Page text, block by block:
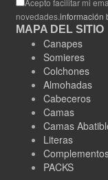
novedades.información
MAPA DEL SITIO
Canapes
Somieres
Colchones
Almohadas
Cabeceros
Camas
Camas
Literas
PACKS